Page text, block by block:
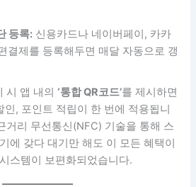
등록: 신용카드나 네이버페이, 카카
결제를 등록해두면 매달 자동으로 갱
시 앱 내의 ‘통합 QR코드’를 제시하면
인, 포인트 적립이 한 번에 적용됩니
거리 무선통신(NFC) 기술을 통해 스
에 갖다 대기만 해도 이 모든 혜택이
스템이 보편화되었습니다.